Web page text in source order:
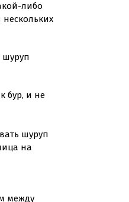
либо
шуруп
бур, и не
шуруп
на
между